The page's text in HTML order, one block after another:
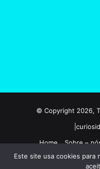
© Copyright 2026,
Home
Sobre –
Termos e condições
Este site usa cookies para